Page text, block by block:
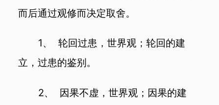
而后通过观修而决定取舍。
1、 轮回过患，世界观；轮回的建
立，过患的鉴别。
2、 因果不虚，世界观；因果的建